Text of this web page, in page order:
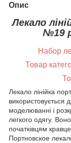
Опис
Лекало
№19
Набор
Товар
Лекало лінійка
використовується
моделюванні і
легкого одягу.
початківцям
Портновское